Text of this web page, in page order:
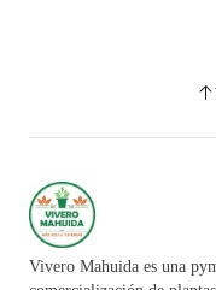
Vivero Mahuida es una